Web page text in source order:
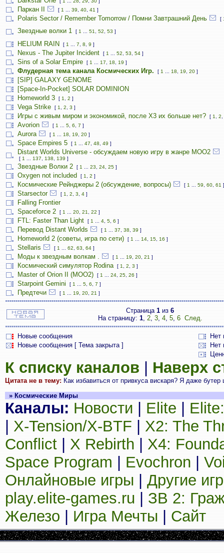
Паркан II [ 1 39 40 41 ]
Polaris Sector / Remember Tomorrow / Помни Завтрашний День [
Звездные волки 1 [ 1 51 52 53 ]
HELIUM RAIN [ 1 7 8 9 ]
Nexus - The Jupiter Incident [ 1 52 53 54 ]
Sins of a Solar Empire [ 1 17 18 19 ]
Флудерная тема канала Космических Игр. [ 1 18 19 20 ]
[SIP] GALAXY GENOME
[Space-In-Pocket] SOLAR DOMINION
Homeworld 3
[ 1 2 ]
Vega Strike [ 1 2 3 ]
Игры с живым миром и экономикой, после X3 их больше нет? [ 1 2
Avorion [ 1 5 6 7 ]
Aurora [ 1 18 19 20 ]
Space Empires 5 [ 1 47 48 49 ]
Distant Worlds Universe - обсуждаем новую игру в жанре MOO2
[ 1 137 138 139 ]
Звездные Волки 2 [ 1 23 24 25 ]
Oxygen not included [ 1 2 ]
Космические Рейнджеры 2 (обсуждение, вопросы) [ 1 59 60 61 ]
Starsector [ 1 2 3 4 ]
Falling Frontier
Spaceforce 2
[ 1 20 21 22 ]
FTL: Faster Than Light [ 1 4 5 6 ]
Перевод Distant Worlds [ 1 37 38 39 ]
Homeworld 2 (советы, игра по сети) [ 1 14 15 16 ]
Stellaris [ 1 62 63 64 ]
Моды к звездным волкам . [ 1 19 20 21 ]
Космический симулятор Rodina [ 1 2 3 ]
Master of Orion II (MOO2) [ 1 24 25 26 ]
Starpoint Gemini [ 1 5 6 7 ]
Предтечи [ 1 19 20 21 ]
Страница 1 из 6
На страницу: 1, 2, 3, 4, 5, 6 След.
Новые сообщения
Нет
Новые сообщения [ Тема закрыта ]
Нет
К списку каналов Наверх
Цитата не в тему: Как избавиться от привкуса вискаря? Я даже
» Космические Миры
Каналы: Новости Elite
X-Tension/X-BTF
X2: The
Conflict
X Rebirth
X4:
Space Program
Evochron
Онлайновые игры
Другие
play.elite-games.ru
ЗВ 2:
Железо
Игра Мечты Сайт